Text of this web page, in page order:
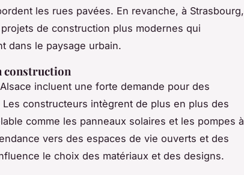
les rues pavées. En revanche, à Strasbourg,
de construction plus modernes qui
dans le paysage urbain.
construction
incluent une forte demande pour des
Les constructeurs intègrent de plus en plus des
comme les panneaux solaires et les pompes à
vers des espaces de vie ouverts et des
le choix des matériaux et des designs.